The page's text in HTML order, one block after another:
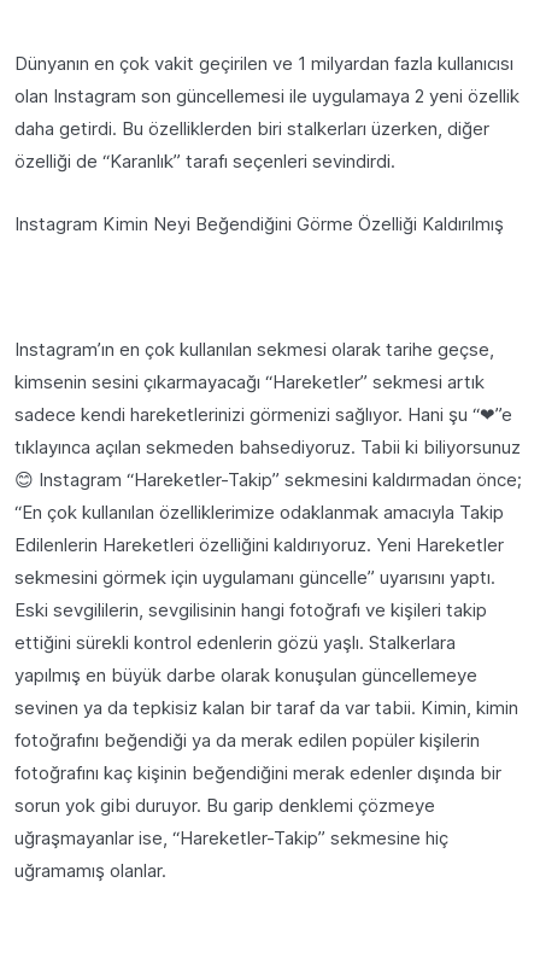
Dünyanın en çok vakit geçirilen ve 1 milyardan fazla kullanıcısı
olan Instagram son güncellemesi ile uygulamaya 2 yeni özellik
daha getirdi. Bu özelliklerden biri stalkerları üzerken, diğer
özelliği de “Karanlık” tarafı seçenleri sevindirdi.
Instagram Kimin Neyi Beğendiğini Görme Özelliği Kaldırılmış
Instagram’ın en çok kullanılan sekmesi olarak tarihe geçse,
kimsenin sesini çıkarmayacağı “Hareketler” sekmesi artık
sadece kendi hareketlerinizi görmenizi sağlıyor. Hani şu “❤”e
tıklayınca açılan sekmeden bahsediyoruz. Tabii ki biliyorsunuz
😊 Instagram “Hareketler-Takip” sekmesini kaldırmadan önce;
“En çok kullanılan özelliklerimize odaklanmak amacıyla Takip
Edilenlerin Hareketleri özelliğini kaldırıyoruz. Yeni Hareketler
sekmesini görmek için uygulamanı güncelle” uyarısını yaptı.
Eski sevgililerin, sevgilisinin hangi fotoğrafı ve kişileri takip
ettiğini sürekli kontrol edenlerin gözü yaşlı. Stalkerlara
yapılmış en büyük darbe olarak konuşulan güncellemeye
sevinen ya da tepkisiz kalan bir taraf da var tabii. Kimin, kimin
fotoğrafını beğendiği ya da merak edilen popüler kişilerin
fotoğrafını kaç kişinin beğendiğini merak edenler dışında bir
sorun yok gibi duruyor. Bu garip denklemi çözmeye
uğraşmayanlar ise, “Hareketler-Takip” sekmesine hiç
uğramamış olanlar.